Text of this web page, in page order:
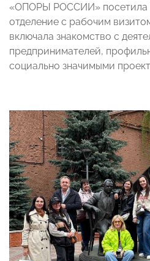
«ОПОРЫ РОССИИ» посетила
отделение с рабочим
включала знакомство с
предпринимателей,
социально значимыми